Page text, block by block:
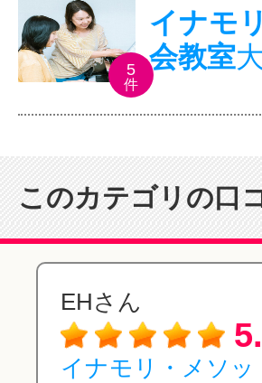
5
件
イナモ
会教室
このカテゴリの口
EHさん
イナモリ・メソ